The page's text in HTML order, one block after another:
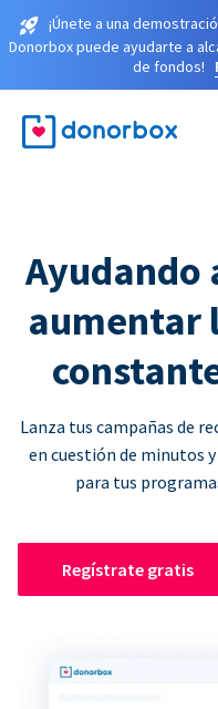
¡Únete a una
Donorbox puede ayudarte a
de fondos!
Ayudando
aumentar
Lanza tus campañas de
en cuestión de minutos
para tus
Regístrate gratis